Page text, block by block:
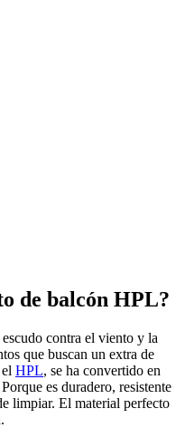
de balcón HPL?
contra el viento y la
que buscan un extra de
HPL, se ha convertido en
es duradero, resistente
limpiar. El material perfecto